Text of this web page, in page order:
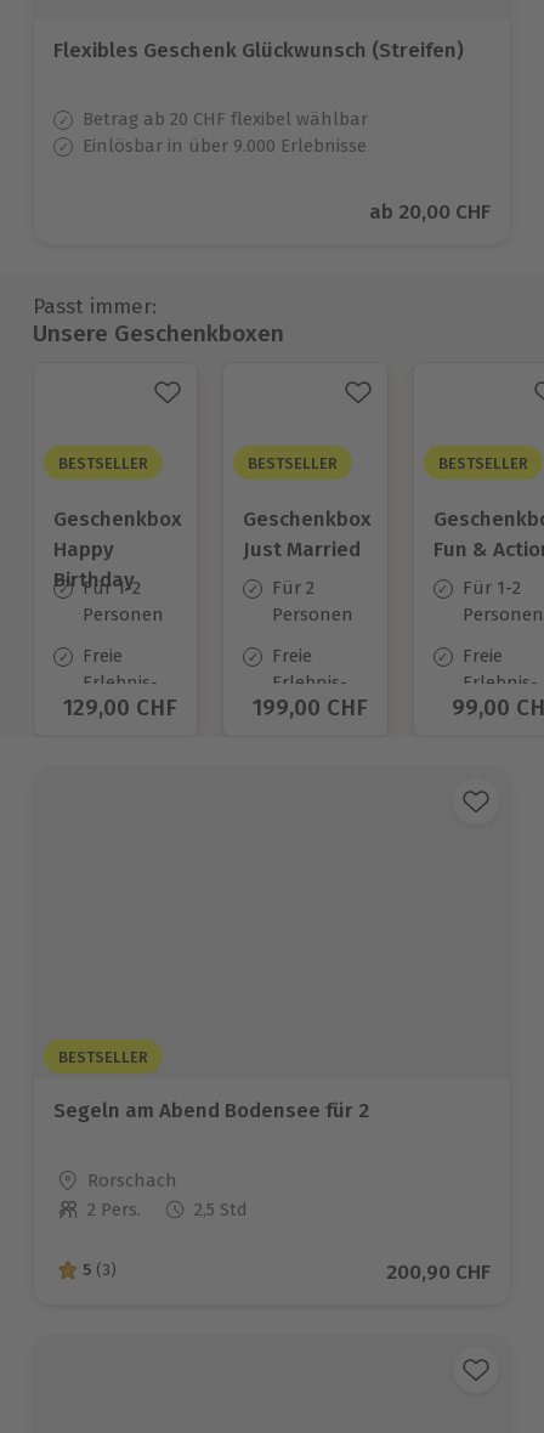
Flexibles Geschenk Glückwunsch (Streifen)
Betrag ab 20 CHF flexibel wählbar
Einlösbar in über 9.000 Erlebnisse
Aktueller Preis
ab 20,00 CHF
Passt immer:
Unsere Geschenkboxen
BESTSELLER
Geschenkbox
Happy
Birthday
Für 1-2
Personen
Freie
Erlebnis-
Auswahl
Aktueller Preis
129,00 CHF
BESTSELLER
Geschenkbox
Just Married
Für 2
Personen
Freie
Erlebnis-
Auswahl
Aktueller Preis
199,00 CHF
BESTSELLER
Fun &
Für 1-2
Personen
Freie
Erlebnis-
Auswahl
99,00
BESTSELLER
Segeln am Abend Bodensee für 2
Standort
Rorschach
Anzahl der Teilnehmer
2 Pers. 2,5 Std
5 von 5 Sternen basierend auf 3 Bewertungen
5 (3) Aktueller Preis
200,90 CHF